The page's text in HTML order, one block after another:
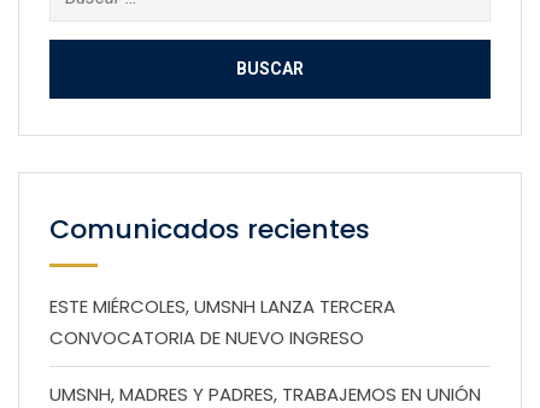
Comunicados recientes
ESTE MIÉRCOLES, UMSNH LANZA TERCERA
CONVOCATORIA DE NUEVO INGRESO
UMSNH, MADRES Y PADRES, TRABAJEMOS EN UNIÓN